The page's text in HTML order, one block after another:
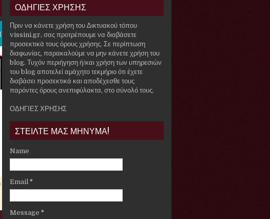
ΟΔΗΓΙΕΣ ΧΡΗΣΗΣ
Πριν να κάνετε χρήση του Δικτυακού τόπου
vissini.gr, σας προτρέπουμε να διαβάσετε
προσεκτικά τους όρους χρήσης. Σε περίπτωση
διαφωνίας, παρακαλούμε να μην κάνετε χρήση του
blog. Τυχόν περιήγηση ή/και χρήση των υπηρεσιών
του blog αποτελεί αμάχητο τεκμήριο ότι έχετε
διαβάσει προσεκτικά και αποδέχεσθε τους
παρόντες όρους ανεπιφύλακτα, στο σύνολό τους.
ΟΔΗΓΙΕΣ ΧΡΗΣΗΣ
ΣΤΕΙΛΤΕ ΜΑΣ ΜΗΝΥΜΑ!
Name
Email *
Message *